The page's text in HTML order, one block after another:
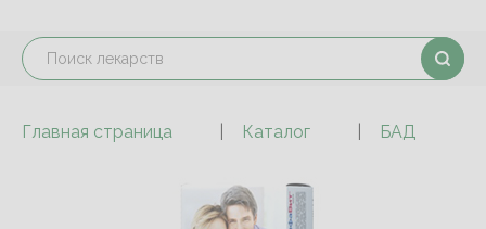
Главная страница Каталог БАД